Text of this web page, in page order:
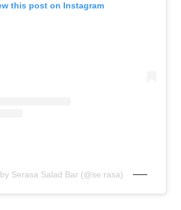
this post on Instagram
Serasa Salad Bar (@se.rasa)